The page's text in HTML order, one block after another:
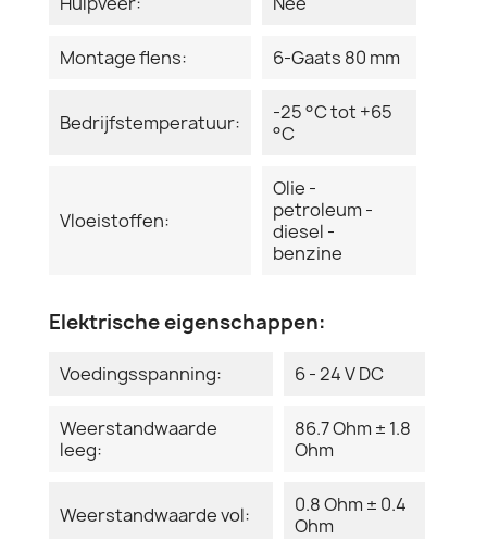
Montage flens: 6-Gaats 80 mm
Bedrijfstemperatuur:
-25 °C tot +65
°C
Vloeistoffen:
Olie -
petroleum -
diesel -
benzine
Elektrische eigenschappen:
Voedingsspanning: 6 - 24 V DC
Weerstandwaarde
leeg:
86.7 Ohm ± 1.8
Ohm
Weerstandwaarde vol:
0.8 Ohm ± 0.4
Ohm